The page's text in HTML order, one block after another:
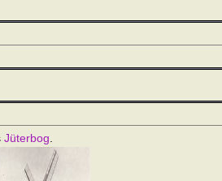
Jüterbog